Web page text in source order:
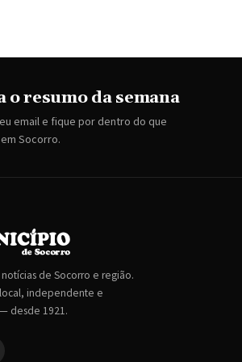
o resumo da semana
email e fique por dentro do que
Socorro.
de Socorro e região.
independente e
desde 1921.